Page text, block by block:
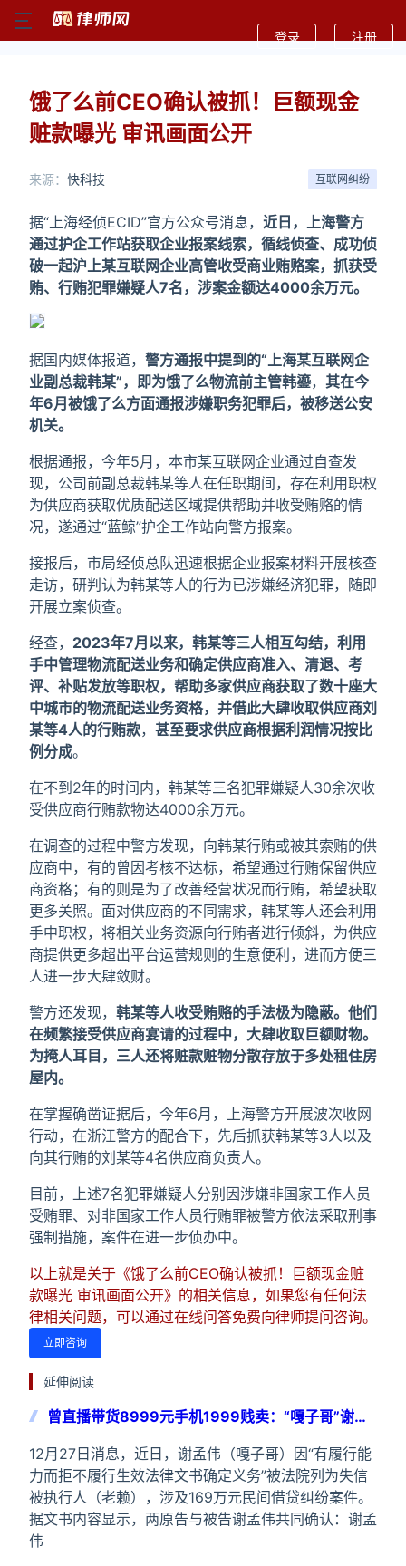
登录 注册
饿了么前CEO确认被抓！巨额现金
赃款曝光 审讯画面公开
互联网纠纷
来源： 快科技
据“上海经侦ECID”官方公众号消息， 近日，上海警方
通过护企工作站获取企业报案线索，循线侦查、成功侦
破一起沪上某互联网企业高管收受商业贿赂案，抓获受
贿、行贿犯罪嫌疑人7名，涉案金额达4000余万元。
据国内媒体报道， 警方通报中提到的“上海某互联网企
业副总裁韩某”，即为饿了么物流前主管韩鎏， 其在今
年6月被饿了么方面通报涉嫌职务犯罪后，被移送公安
机关。
根据通报，今年5月，本市某互联网企业通过自查发
现，公司前副总裁韩某等人在任职期间，存在利用职权
为供应商获取优质配送区域提供帮助并收受贿赂的情
况，遂通过“蓝鲸”护企工作站向警方报案。
接报后，市局经侦总队迅速根据企业报案材料开展核查
走访，研判认为韩某等人的行为已涉嫌经济犯罪，随即
开展立案侦查。
经查， 2023年7月以来，韩某等三人相互勾结，利用
手中管理物流配送业务和确定供应商准入、清退、考
评、补贴发放等职权，帮助多家供应商获取了数十座大
中城市的物流配送业务资格，并借此大肆收取供应商刘
某等4人的行贿款， 甚至要求供应商根据利润情况按比
例分成。
在不到2年的时间内，韩某等三名犯罪嫌疑人30余次收
受供应商行贿款物达4000余万元。
在调查的过程中警方发现，向韩某行贿或被其索贿的供
应商中，有的曾因考核不达标，希望通过行贿保留供应
商资格；有的则是为了改善经营状况而行贿，希望获取
更多关照。面对供应商的不同需求，韩某等人还会利用
手中职权，将相关业务资源向行贿者进行倾斜，为供应
商提供更多超出平台运营规则的生意便利，进而方便三
人进一步大肆敛财。
警方还发现， 韩某等人收受贿赂的手法极为隐蔽。他们
在频繁接受供应商宴请的过程中，大肆收取巨额财物。
为掩人耳目，三人还将赃款赃物分散存放于多处租住房
屋内。
在掌握确凿证据后，今年6月，上海警方开展波次收网
行动，在浙江警方的配合下，先后抓获韩某等3人以及
向其行贿的刘某等4名供应商负责人。
目前，上述7名犯罪嫌疑人分别因涉嫌非国家工作人员
受贿罪、对非国家工作人员行贿罪被警方依法采取刑事
强制措施，案件在进一步侦办中。
以上就是关于《饿了么前CEO确认被抓！巨额现金赃
款曝光 审讯画面公开》的相关信息，如果您有任何法
律相关问题，可以通过在线问答免费向律师提问咨询。
立即咨询
延伸阅读
曾直播带货8999元手机1999贱卖：“嘎子哥”谢孟
12月27日消息，近日，谢孟伟（嘎子哥）因“有履行能
力而拒不履行生效法律文书确定义务”被法院列为失信
被执行人（老赖），涉及169万元民间借贷纠纷案件。
据文书内容显示，两原告与被告谢孟伟共同确认：谢孟
伟